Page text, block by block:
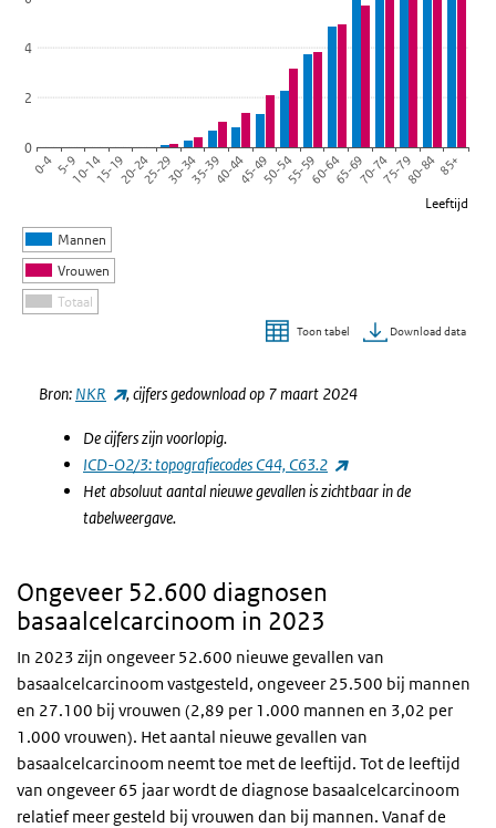
Leeftijd
Mannen
Vrouwen
Totaal
0
2
4
0-4 5-910-1415-1920-2425-2930-3435-3940-4445-4950-5455-5960-6465-6970-7475-7980-84 85+
Toon tabel Download data
Bron: NKR (externe link)
, cijfers gedownload op 7 maart 2024
De cijfers zijn voorlopig.
ICD-O2/3: topografiecodes C44, C63.2
(externe link)
Het absoluut aantal nieuwe gevallen is zichtbaar in de
tabelweergave.
Ongeveer 52.600 diagnosen
basaalcelcarcinoom in 2023
In 2023 zijn ongeveer 52.600 nieuwe gevallen van
basaalcelcarcinoom vastgesteld, ongeveer 25.500 bij mannen
en 27.100 bij vrouwen (2,89 per 1.000 mannen en 3,02 per
1.000 vrouwen). Het aantal nieuwe gevallen van
basaalcelcarcinoom neemt toe met de leeftijd. Tot de leeftijd
van ongeveer 65 jaar wordt de diagnose basaalcelcarcinoom
relatief meer gesteld bij vrouwen dan bij mannen. Vanaf de